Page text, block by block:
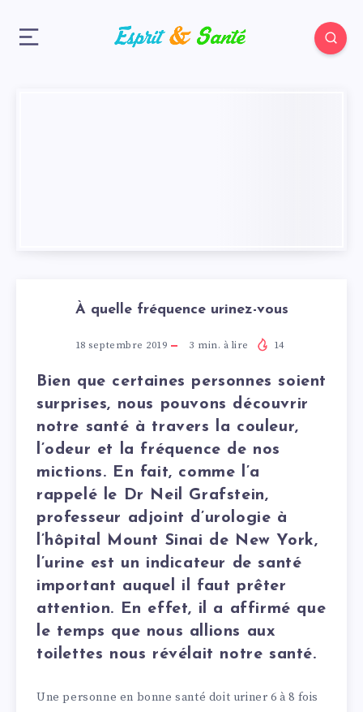
À quelle fréquence urinez-vous
18 septembre 2019 3 min. à lire 14
Bien que certaines personnes soient
surprises, nous pouvons découvrir
notre santé à travers la couleur,
l’odeur et la fréquence de nos
mictions. En fait, comme l’a
rappelé le Dr Neil Grafstein,
professeur adjoint d’urologie à
l’hôpital Mount Sinai de New York,
l’urine est un indicateur de santé
important auquel il faut prêter
attention. En effet, il a affirmé que
le temps que nous allions aux
toilettes nous révélait notre santé.
Une personne en bonne santé doit uriner 6 à 8 fois